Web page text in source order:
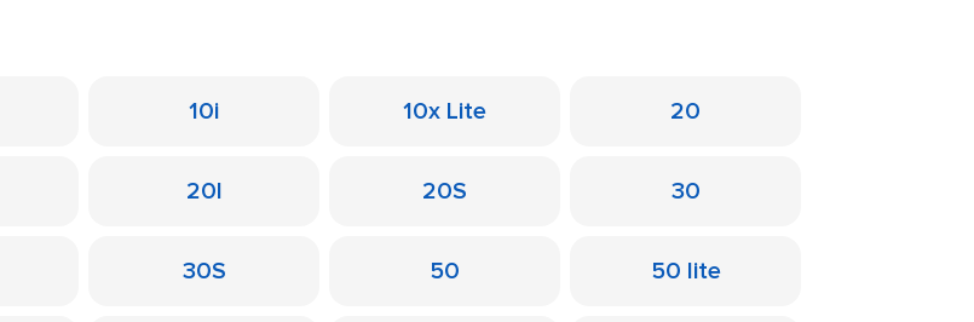
10i 10x Lite 20
20I 20S 30
30S 50 50 lite